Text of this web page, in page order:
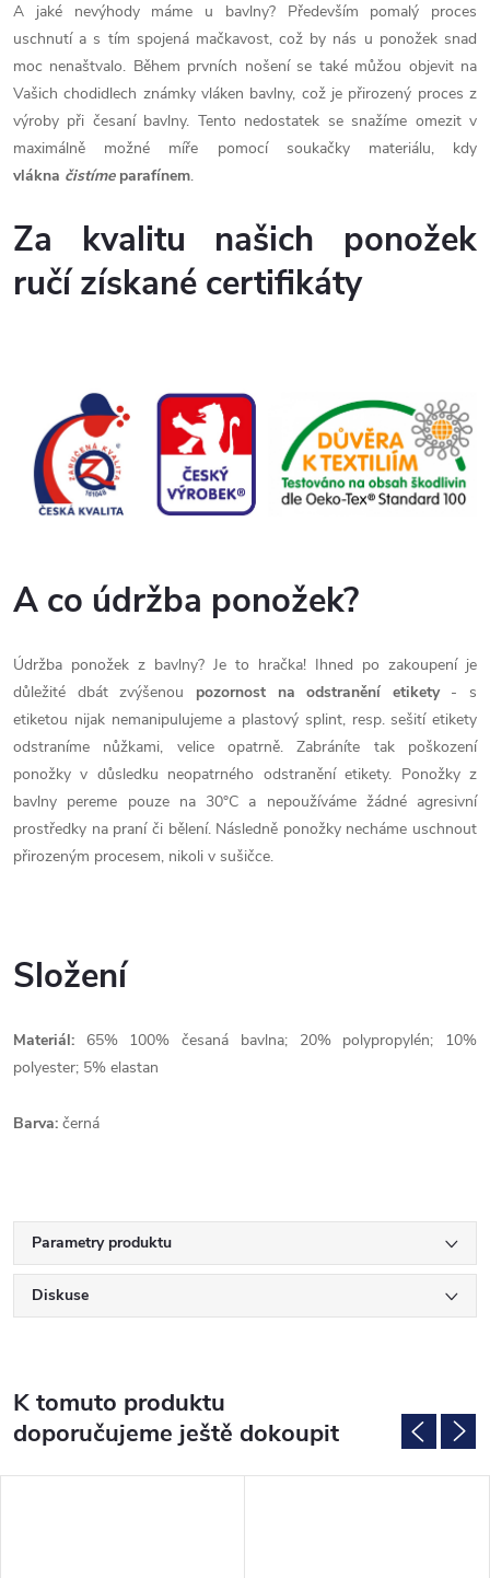
A jaké nevýhody máme u bavlny? Především pomalý proces
uschnutí a s tím spojená mačkavost, což by nás u ponožek snad
moc nenaštvalo. Během prvních nošení se také můžou objevit na
Vašich chodidlech známky vláken bavlny, což je přirozený proces z
výroby při česaní bavlny. Tento nedostatek se snažíme omezit v
maximálně možné míře pomocí soukačky materiálu, kdy
vlákna čistímeparafínem.
Za kvalitu našich ponožek
ručí získané certifikáty
A co údržba ponožek?
Údržba ponožek z bavlny? Je to hračka! Ihned po zakoupení je
důležité dbát zvýšenou pozornost na odstranění etikety- s
etiketou nijak nemanipulujeme a plastový splint, resp. sešití etikety
odstraníme nůžkami, velice opatrně. Zabráníte tak poškození
ponožky v důsledku neopatrného odstranění etikety. Ponožky z
bavlny pereme pouze na 30°C a nepoužíváme žádné agresivní
prostředky na praní či bělení. Následně ponožky necháme uschnout
přirozeným procesem, nikoli v sušičce.
Složení
Materiál: 65% 100% česaná bavlna; 20% polypropylén; 10%
polyester; 5% elastan
Barva: černá
Parametry produktu
Diskuse
K tomuto produktu
doporučujeme ještě dokoupit